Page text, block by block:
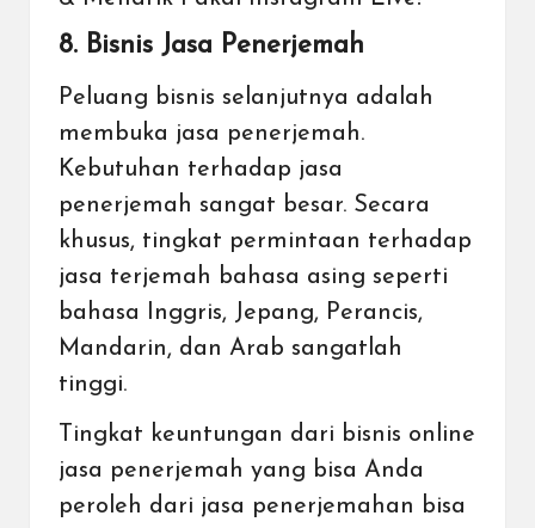
8. Bisnis Jasa Penerjemah
Peluang bisnis selanjutnya adalah
membuka jasa penerjemah.
Kebutuhan terhadap jasa
penerjemah sangat besar. Secara
khusus, tingkat permintaan terhadap
jasa terjemah bahasa asing seperti
bahasa Inggris, Jepang, Perancis,
Mandarin, dan Arab sangatlah
tinggi.
Tingkat keuntungan dari bisnis online
jasa penerjemah yang bisa Anda
peroleh dari jasa penerjemahan bisa